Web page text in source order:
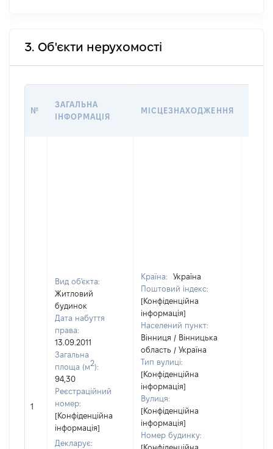
3. Об'єкти нерухомості
№
ЗАГАЛЬНА
ІНФОРМАЦІЯ
МІСЦЕЗНАХОДЖЕННЯ
1
Вид об'єкта:
Житловий
будинок
Дата набуття
права:
13.09.2011
Загальна
площа (м2):
94,30
Реєстраційний
номер:
[Конфіденційна
інформація]
Декларує:
Країна:
Україна
Поштовий індекс:
[Конфіденційна
інформація]
Населений пункт:
Вінниця / Вінницька
область / Україна
Тип вулиці:
[Конфіденційна
інформація]
Вулиця:
[Конфіденційна
інформація]
Номер будинку:
[Конфіденційна